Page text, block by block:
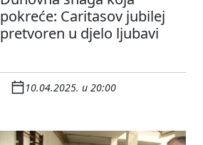
pokreće: Caritasov jubilej
pretvoren u djelo ljubavi
10.04.2025. u 20:00